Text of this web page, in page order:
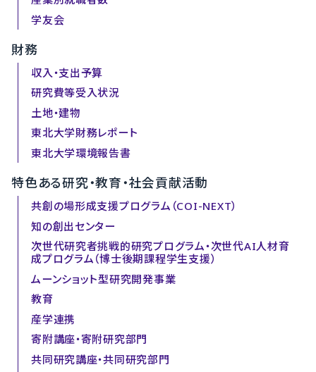
学友会
財務
収入・支出予算
研究費等受入状況
土地・建物
東北大学財務レポート
東北大学環境報告書
特色ある研究・教育・社会貢献活動
共創の場形成支援プログラム（COI-NEXT）
知の創出センター
次世代研究者挑戦的研究プログラム・次世代AI人材育
成プログラム（博士後期課程学生支援）
ムーンショット型研究開発事業
教育
産学連携
寄附講座・寄附研究部門
共同研究講座・共同研究部門